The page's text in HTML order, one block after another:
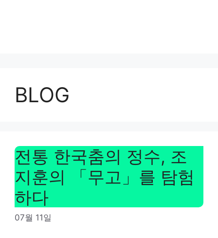
BLOG
전통 한국춤의 정수, 조
지훈의 「무고」를 탐험
하다
07월 11일